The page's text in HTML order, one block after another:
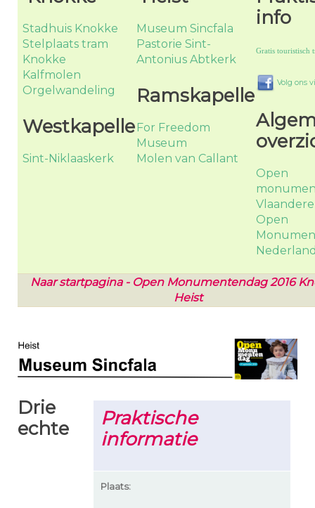
Stadhuis Knokke
Stelplaats tram
Knokke
Kalfmolen
Orgelwandeling
Westkapelle
Sint-Niklaaskerk
Museum Sincfala
Pastorie Sint-
Antonius Abtkerk
Ramskapelle
For Freedom
Museum
Molen van Callant
info
Gratis touristisch
Volg ons
Open
Open
Naar startpagina - Open Monumentendag 2016
Heist
Praktische
informatie
Plaats:
Drie
echte